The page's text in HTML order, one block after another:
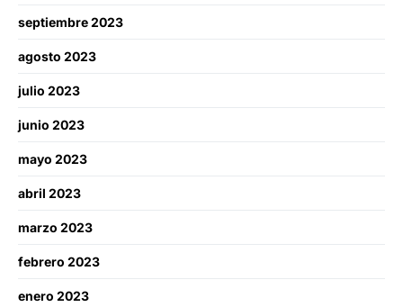
septiembre 2023
agosto 2023
julio 2023
junio 2023
mayo 2023
abril 2023
marzo 2023
febrero 2023
enero 2023